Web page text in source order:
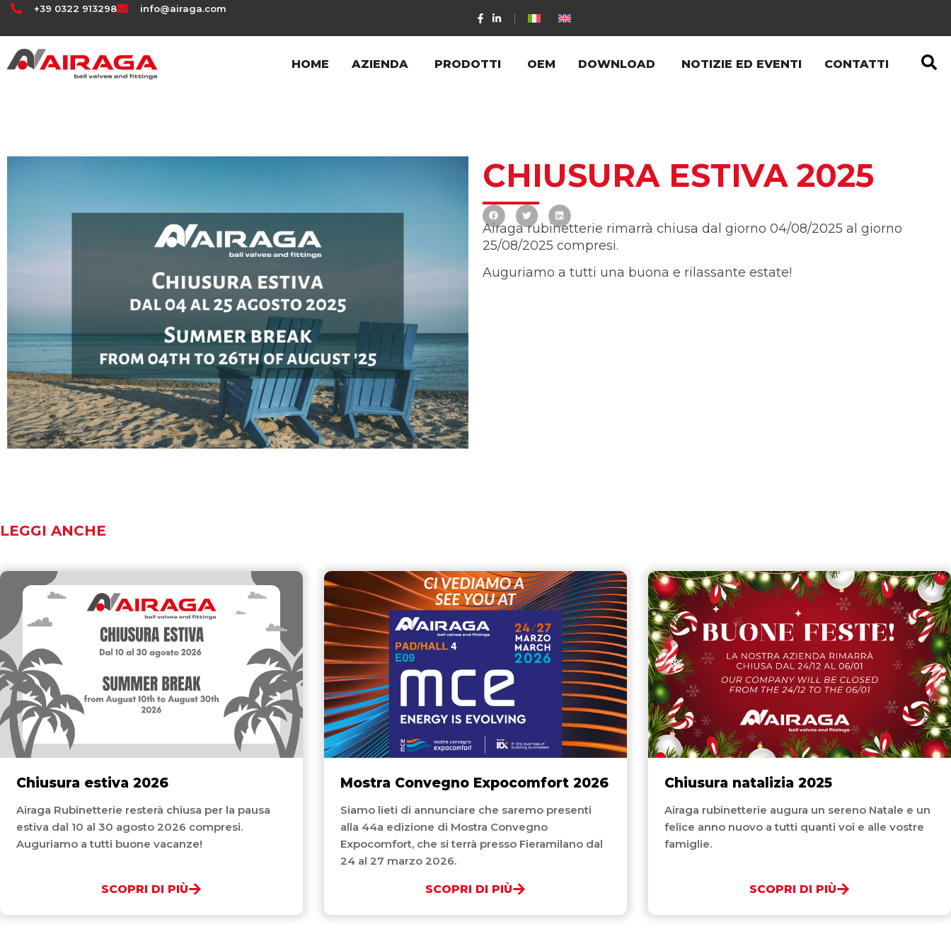
+39 0322 913298 info@airaga.com
HOME AZIENDA PRODOTTI OEM DOWNLOAD NOTIZIE ED EVENTI CONTATTI
CHIUSURA ESTIVA 2025
Airaga rubinetterie rimarrà chiusa dal giorno 04/08/2025 al giorno
25/08/2025 compresi.
Auguriamo a tutti una buona e rilassante estate!
LEGGI ANCHE
Chiusura estiva 2026
Airaga Rubinetterie resterà chiusa per la pausa
estiva dal 10 al 30 agosto 2026 compresi.
Auguriamo a tutti buone vacanze!
SCOPRI DI PIÙ
Mostra Convegno Expocomfort 2026
Siamo lieti di annunciare che saremo presenti
alla 44a edizione di Mostra Convegno
Expocomfort, che si terrà presso Fieramilano dal
24 al 27 marzo 2026.
SCOPRI DI PIÙ
Chiusura natalizia 2025
Airaga rubinetterie augura un sereno Natale e un
felice anno nuovo a tutti quanti voi e alle vostre
famiglie.
SCOPRI DI PIÙ